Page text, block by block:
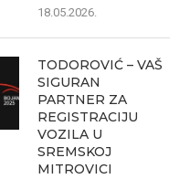
18.05.2026.
TODOROVIĆ – VAŠ
SIGURAN
PARTNER ZA
REGISTRACIJU
VOZILA U
SREMSKOJ
MITROVICI